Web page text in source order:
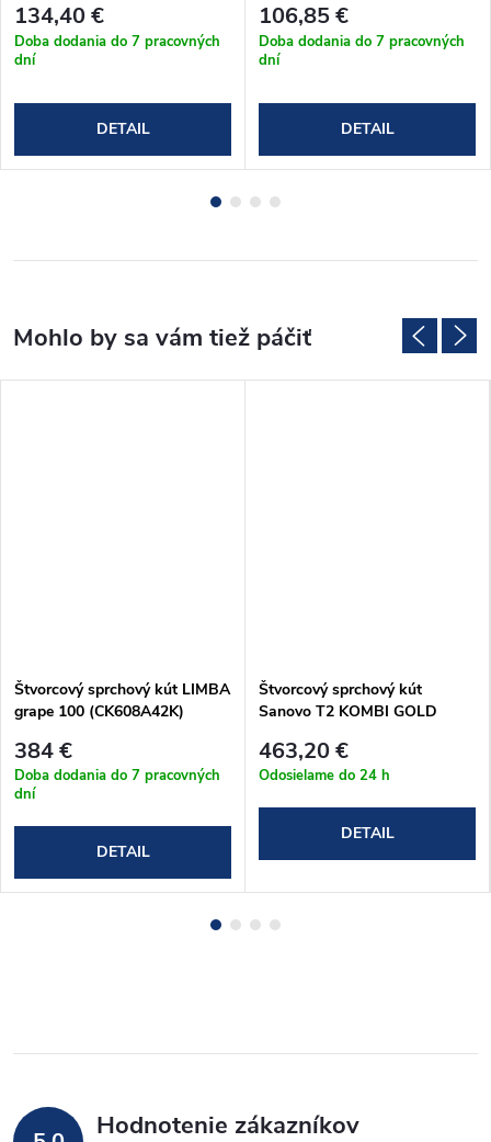
134,40 €
Doba dodania do 7 pracovných
dní
DETAIL
106,85 €
Doba dodania do 7 pracovných
dní
DETAIL
Štvorcový sprchový kút LIMBA
grape 100 (CK608A42K)
384 €
Doba dodania do 7 pracovných
dní
DETAIL
Štvorcový sprchový kút
Sanovo T2 KOMBI GOLD
89)x190cm (T2KG_9090C)
463,20 €
Odosielame do 24 h
DETAIL
Hodnotenie zákazníkov